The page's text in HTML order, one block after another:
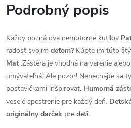
Podrobný popis
Každý pozná dva nemotorné kutilov
radosť svojim deťom?Kúpte im túto
Mat .Zástěra je vhodná na varenie
umývateľná. Ale pozor! Nenechajte sa
postavičkami inšpirovať. Humorná
veselé spestrenie pre každý deň.
originálny darček pre deti.